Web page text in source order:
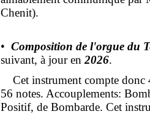
Chenit).
• Composition de l'orgue du
suivant, à jour en 2026.
Cet instrument compte donc
56 notes. Accouplements:
Positif, de Bombarde. Cet